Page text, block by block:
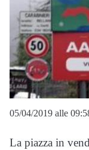
05/04/2019 alle
La piazza in